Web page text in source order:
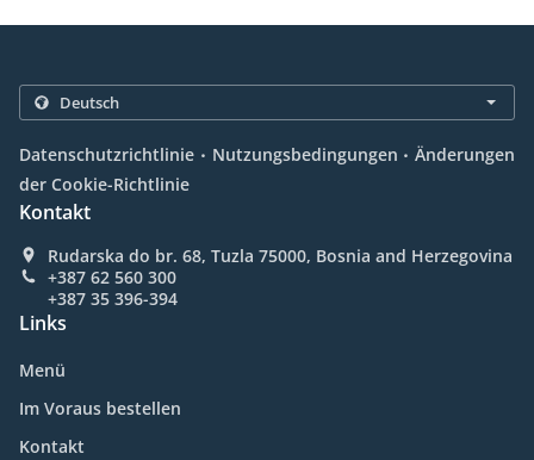
Datenschutzrichtlinie . Nutzungsbedingungen . Änderungen
der Cookie-Richtlinie
Kontakt
Rudarska do br. 68, Tuzla 75000, Bosnia and Herzegovina
+387 62 560 300
+387 35 396-394
Links
Menü
Im Voraus bestellen
Kontakt